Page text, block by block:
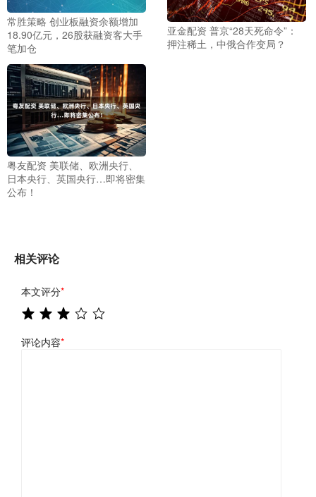
常胜策略 创业板融资余额增加
18.90亿元，26股获融资客大手
笔加仓
亚金配资 普京“28天死命令”：
押注稀土，中俄合作变局？
粤友配资 美联储、欧洲央行、
日本央行、英国央行…即将密集
公布！
相关评论
本文评分*
评论内容*